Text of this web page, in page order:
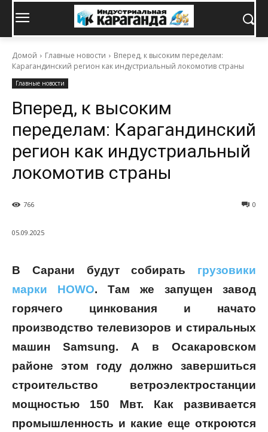
Домой Главные новости
Вперед, к высоким переделам:
Карагандинский регион как индустриальный локомотив страны
Главные новости
Вперед, к высоким
переделам: Карагандинский
регион как индустриальный
локомотив страны
0
766
05.09.2025
В Сарани будут собирать грузовики
марки HOWO. Там же запущен завод
горячего цинкования и начато
производство телевизоров и стиральных
машин Samsung. А в Осакаровском
районе этом году должно завершиться
строительство ветроэлектростанции
мощностью 150 Мвт. Как развивается
промышленность и какие еще откроются